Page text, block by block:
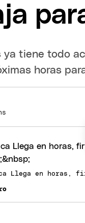
ya tiene todo
horas
Llega en horas,